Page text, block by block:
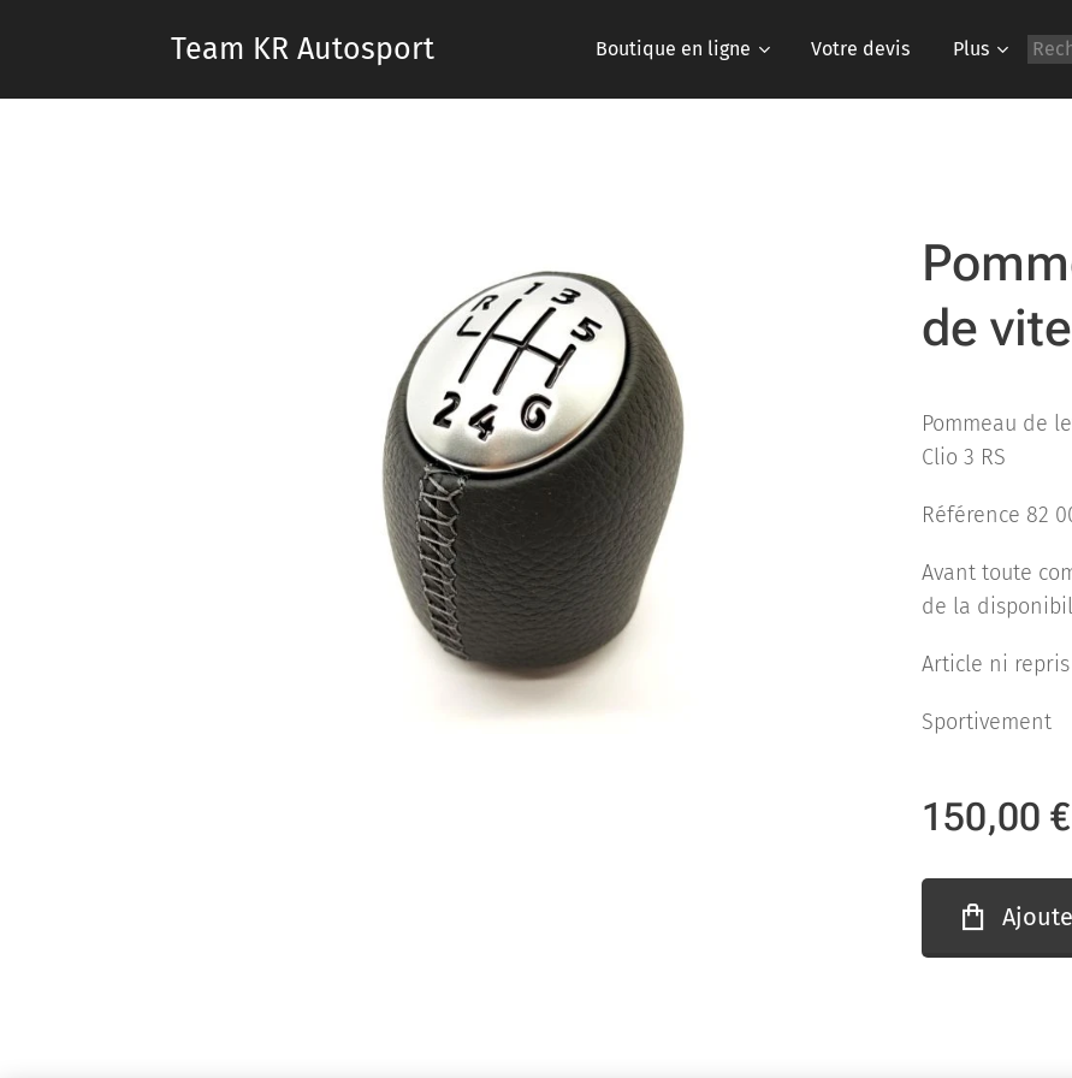
Team KR Autosport Boutique en ligne Votre devis Plus
de
Pommeau de
Clio 3 RS
Référence 82
Avant toute
de la
Article ni
Sportivement
150,00 €